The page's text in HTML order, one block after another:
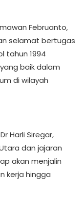
Februanto,
selamat bertugas
tahun 1994
baik dalam
di wilayah
Harli Siregar,
dan jajaran
akan menjalin
kerja hingga